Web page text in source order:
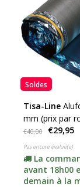
Soldes
Tisa-Line
mm (prix par
15 m²)
€40,00 €29,95
Pas encore évalué(e)
La
avant 18h00
demain à la